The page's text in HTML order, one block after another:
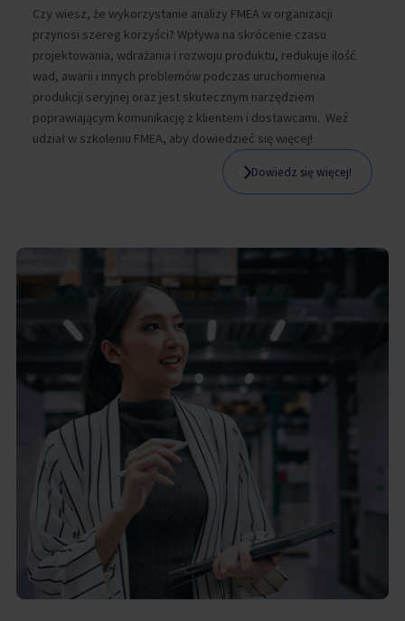
Czy wiesz, że wykorzystanie analizy FMEA w organizacji
przynosi szereg korzyści? Wpływa na skrócenie czasu
projektowania, wdrażania i rozwoju produktu, redukuje ilość
wad, awarii i innych problemów podczas uruchomienia
produkcji seryjnej oraz jest skutecznym narzędziem
poprawiającym komunikację z klientem i dostawcami. Weź
udział w szkoleniu FMEA, aby dowiedzieć się więcej!
Dowiedz się więcej!